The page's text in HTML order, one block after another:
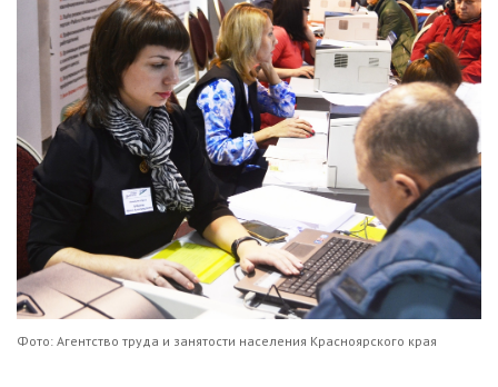
Фото: Агентство труда и занятости населения Красноярского края